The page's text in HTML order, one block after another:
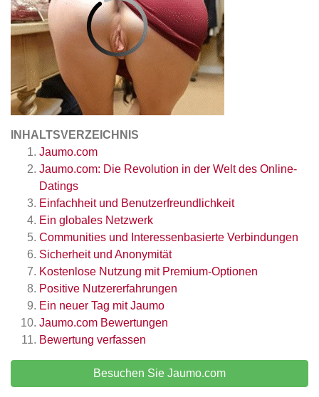
INHALTSVERZEICHNIS
Jaumo.com
Jaumo.com: Die Revolution in der Welt des Online-
Datings
Einfachheit und Benutzerfreundlichkeit
Ein globales Netzwerk
Communities und Interessenbasierte Verbindungen
Sicherheit und Anonymität
Kostenlose Nutzung mit Premium-Optionen
Positive Nutzererfahrungen
Ein neuer Tag mit Jaumo
Jaumo.com Bewertungen
Bewertung verfassen
Besuchen Sie Jaumo.com